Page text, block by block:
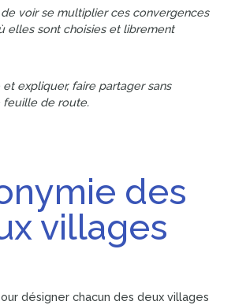
voir se multiplier ces convergences
elles sont choisies et librement
expliquer, faire partager sans
feuille de route.
des
villages
désigner chacun des deux villages